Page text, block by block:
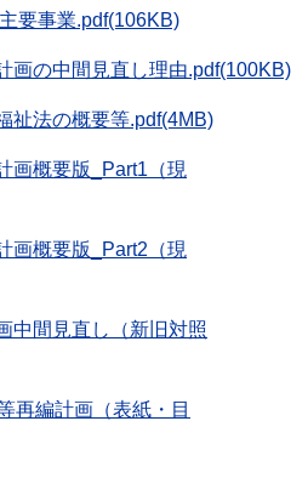
要事業.pdf(106KB)
画の中間見直し理由.pdf(100KB)
祉法の概要等.pdf(4MB)
画概要版_Part1（現
画概要版_Part2（現
中間見直し（新旧対照
再編計画（表紙・目